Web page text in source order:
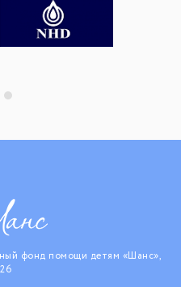
фонд помощи детям «Шанс»,